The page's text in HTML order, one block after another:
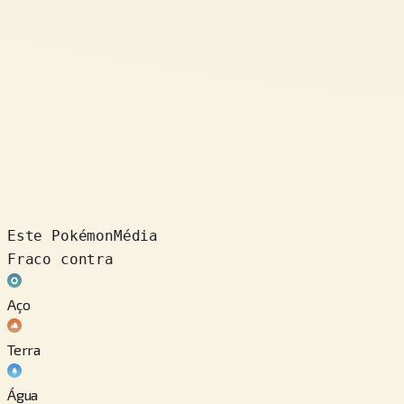
Este PokémonMédia
Fraco contra
Aço
Terra
Água